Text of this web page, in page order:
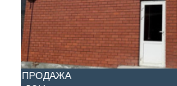
Материал дома
ПРОДАЖА